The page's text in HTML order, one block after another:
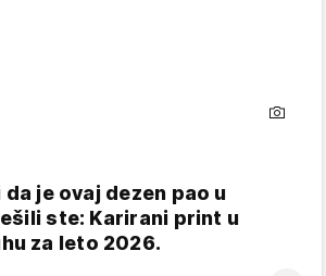
je ovaj dezen pao u
ste: Karirani print u
za leto 2026.